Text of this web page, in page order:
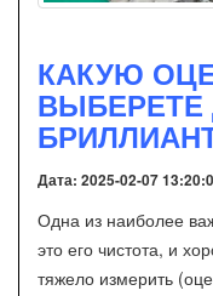
КАКУЮ
ВЫБЕРЕТЕ
Дата: 2025-02-07
Одна из наиболее
это его чистота, и
тяжело измерить